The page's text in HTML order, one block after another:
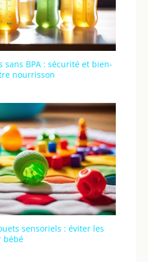
pour ranger vos achats, etc. De
des compartiments est situé à
Un porte-boisson est situé
housse de pluie, une moustiquaire
sac à langer de la même couleur
qui peut être fixé au guidon, sont
sans BPA : sécurité et bien-
nourrisson
sensoriels : éviter les
bébé